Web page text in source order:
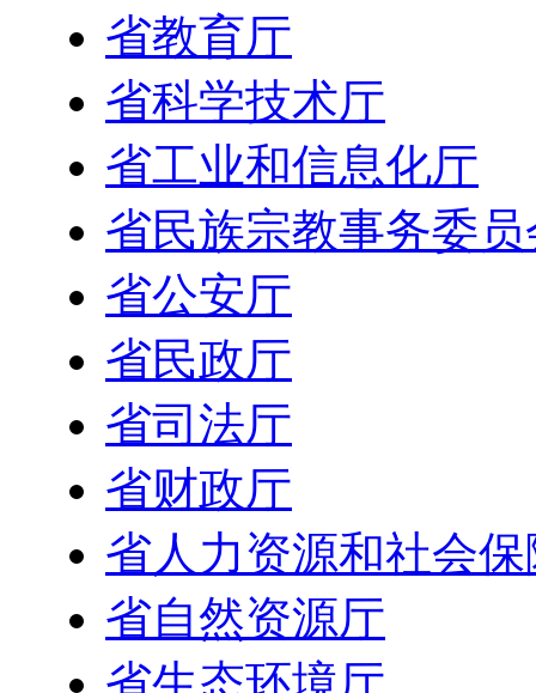
省教育厅
省科学技术厅
省工业和信息化厅
省民族宗教事务委员
省公安厅
省民政厅
省司法厅
省财政厅
省人力资源和社会
省自然资源厅